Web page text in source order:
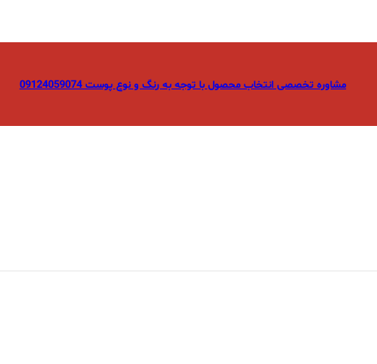
مشاوره تخصصی انتخاب محصول با توجه به رنگ و نوع پوست 09124059074